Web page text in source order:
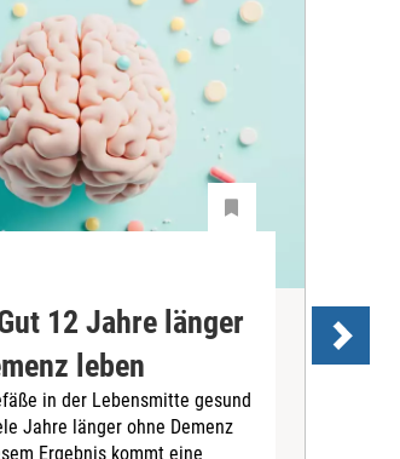
12 Jahre länger
leben
in der Lebensmitte gesund
Jahre länger ohne Demenz
Ergebnis kommt eine